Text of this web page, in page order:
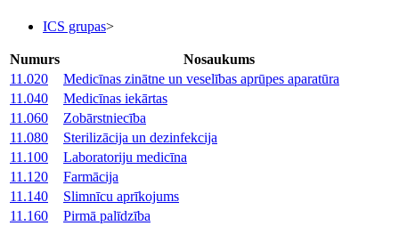
ICS grupas>
Numurs
Nosaukums
11.020
Medicīnas zinātne un veselības aprūpes aparatūra
11.040
Medicīnas iekārtas
11.060
Zobārstniecība
11.080
Sterilizācija un dezinfekcija
11.100
Laboratoriju medicīna
11.120
Farmācija
11.140
Slimnīcu aprīkojums
11.160
Pirmā palīdzība